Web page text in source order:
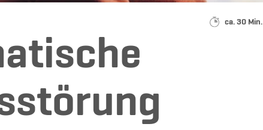
Lesedauer:
ca. 30 Min.